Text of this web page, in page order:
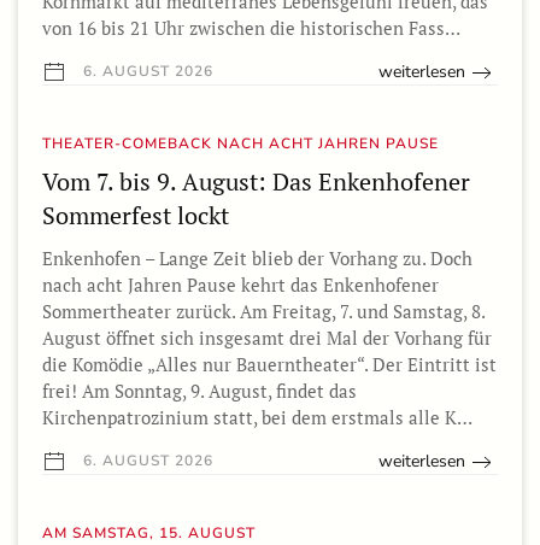
von 16 bis 21 Uhr zwischen die historischen Fass…
6. AUGUST 2026 weiterlesen
THEATER-COMEBACK NACH ACHT JAHREN PAUSE
Vom 7. bis 9. August: Das Enkenhofener
Sommerfest lockt
Enkenhofen – Lange Zeit blieb der Vorhang zu. Doch
nach acht Jahren Pause kehrt das Enkenhofener
Sommertheater zurück. Am Freitag, 7. und Samstag, 8.
August öffnet sich insgesamt drei Mal der Vorhang für
die Komödie „Alles nur Bauerntheater“. Der Eintritt ist
frei! Am Sonntag, 9. August, findet das
Kirchenpatrozinium statt, bei dem erstmals alle K…
6. AUGUST 2026 weiterlesen
AM SAMSTAG, 15. AUGUST